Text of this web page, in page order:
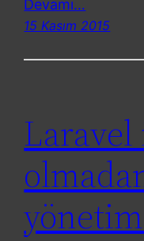
Devamı…
15 Kasım 2015
Laravel